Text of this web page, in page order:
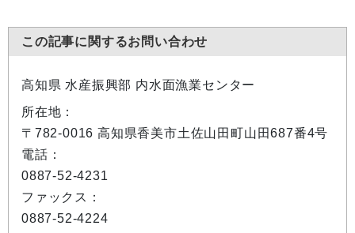
この記事に関するお問い合わせ
高知県 水産振興部 内水面漁業センター
所在地：
〒782-0016 高知県香美市土佐山田町山田687番4号
電話：
0887-52-4231
ファックス：
0887-52-4224